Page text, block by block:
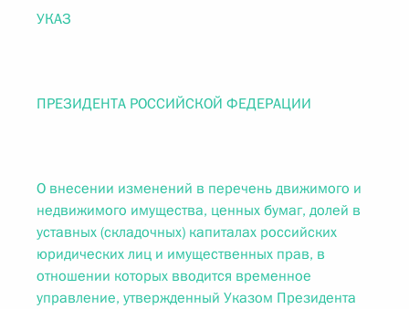
УКАЗ
ПРЕЗИДЕНТА РОССИЙСКОЙ ФЕДЕРАЦИИ
О внесении изменений в перечень движимого и
недвижимого имущества, ценных бумаг, долей в
уставных (складочных) капиталах российских
юридических лиц и имущественных прав, в
отношении которых вводится временное
управление, утвержденный Указом Президента